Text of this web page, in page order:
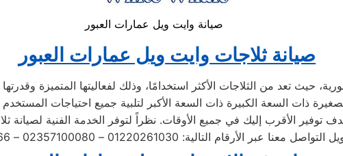
صيانة وايت ويل عمارات العبور
صيانة ثلاجات وايت ويل عمارات العبور
حيث تعد من الثلاجات الأكثر استخدامًا، وذلك لفعاليتها المتميزة